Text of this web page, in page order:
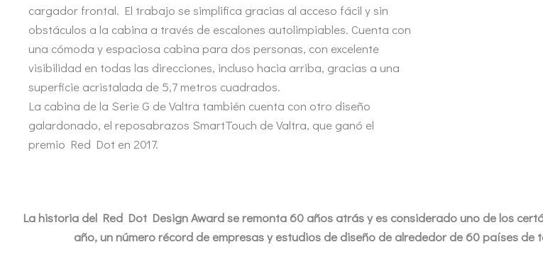
cargador frontal. El trabajo se simplifica gracias al acceso fácil y sin
obstáculos a la cabina a través de escalones autolimpiables. Cuenta con
una cómoda y espaciosa cabina para dos personas, con excelente
visibilidad en todas las direcciones, incluso hacia arriba, gracias a una
superficie acristalada de 5,7 metros cuadrados.
La cabina de la Serie G de Valtra también cuenta con otro diseño
galardonado, el reposabrazos SmartTouch de Valtra, que ganó el
premio Red Dot en 2017.
La historia del Red Dot Design Award se remonta 60 años atrás y es considerado uno de los
año, un número récord de empresas y estudios de diseño de alrededor de 60 países